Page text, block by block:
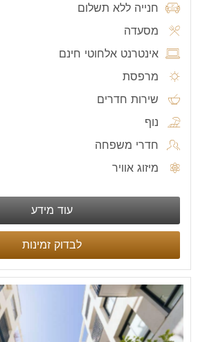
חנייה ללא תשלום
מסעדה
אינטרנט אלחוטי חינם
מרפסת
שירות חדרים
נוף
חדרי משפחה
מיזוג אוויר
עוד מידע
לבדוק זמינות